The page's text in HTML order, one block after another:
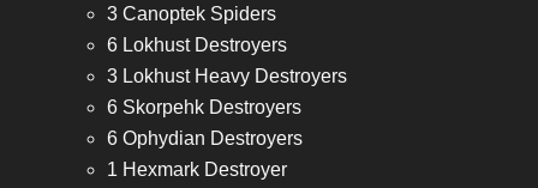
3 Canoptek Spiders
6 Lokhust Destroyers
3 Lokhust Heavy Destroyers
6 Skorpehk Destroyers
6 Ophydian Destroyers
1 Hexmark Destroyer